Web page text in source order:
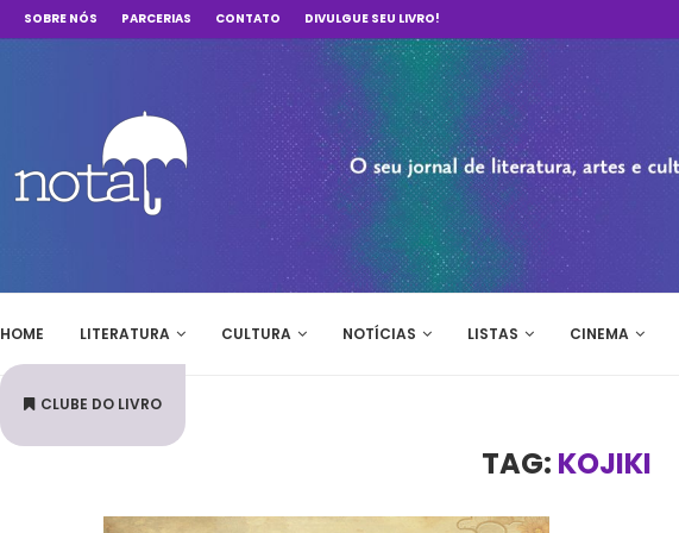
SOBRE NÓS PARCERIAS CONTATO DIVULGUE SEU LIVRO!
HOME LITERATURA CULTURA NOTÍCIAS LISTAS CINEMA
CLUBE DO LIVRO
TAG: KOJIKI